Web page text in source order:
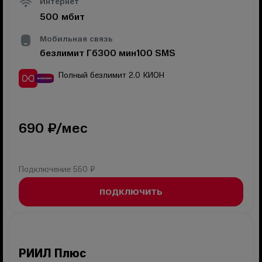
500 мбит
Мобильная связь
безлимит Гб300 мин100 SMS
Полный безлимит 2.0 КИОН
690 ₽/мес
Подключение 550 ₽
ПОДКЛЮЧИТЬ
РИИЛ Плюс